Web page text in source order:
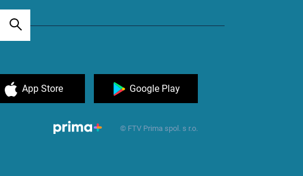
App Store Google Play
© FTV Prima spol. s r.o.